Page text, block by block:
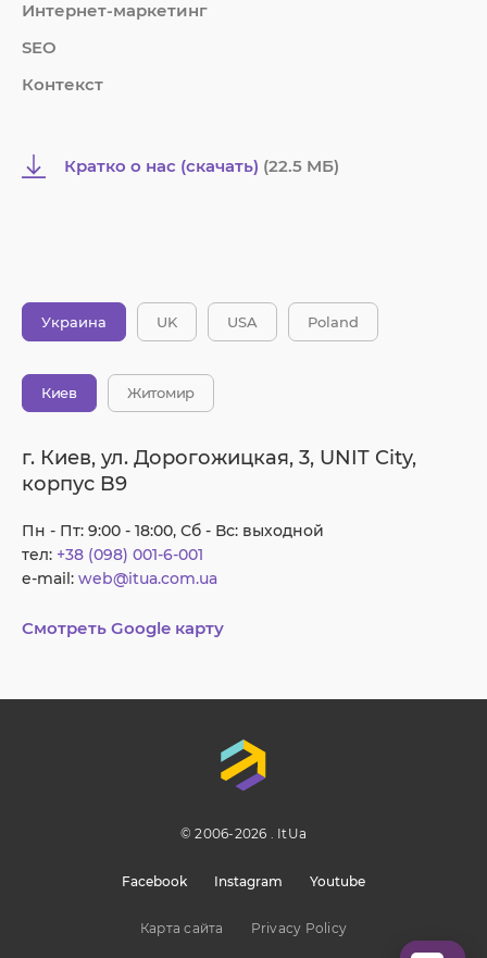
Интернет-маркетинг
SEO
Контекст
Кратко о нас (скачать) (22.5 MБ)
Украина UK USA Poland
Киев Житомир
г. Киев, ул. Дорогожицкая, 3, UNIT City,
корпус B9
Пн - Пт: 9:00 - 18:00, Сб - Вс: выходной
тел: +38 (098) 001-6-001
e-mail: web@itua.com.ua
Смотреть Google карту
Карта сайта Privacy Policy
© 2006-2026 . ItUa
Facebook Instagram Youtube